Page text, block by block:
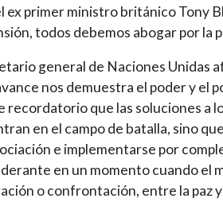
ex primer ministro británico Tony
todos debemos abogar por la
general de Naciones Unidas
nos demuestra el poder y el
recordatorio que las soluciones a
en el campo de batalla, sino
e implementarse por
en un momento cuando el
o confrontación, entre la paz